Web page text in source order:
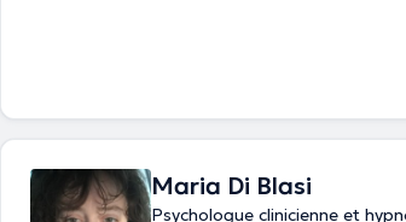
Maria Di Blasi
Psychologue clinicienne et